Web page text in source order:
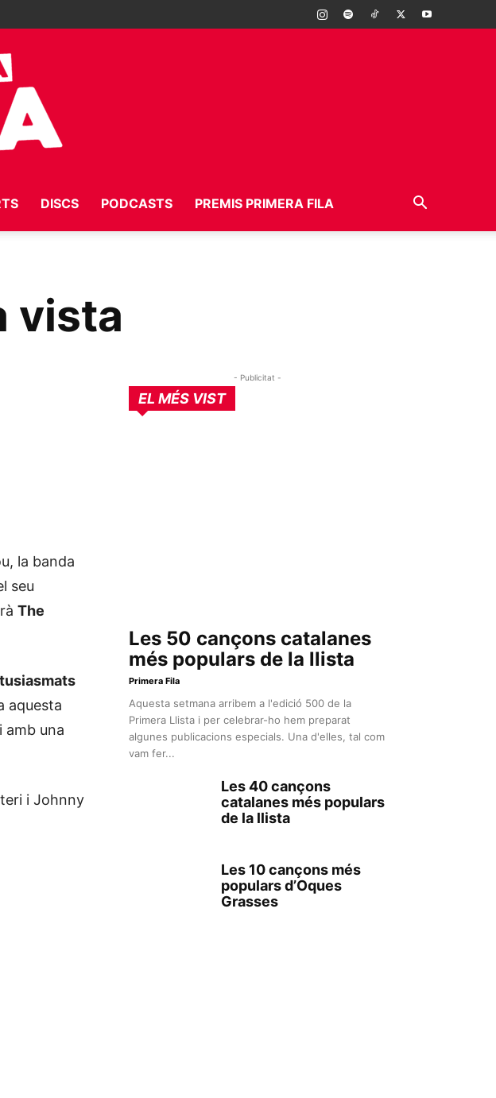
DISCS PODCASTS PREMIS PRIMERA FILA
vista
la banda
seu
The
aquesta
amb una
i Johnny
- Publicitat -
EL MÉS VIST
Les 50 cançons catalanes
més populars de la llista
Primera Fila
Aquesta setmana arribem a l'edició 500 de la
Primera Llista i per celebrar-ho hem preparat
algunes publicacions especials. Una d'elles, tal com
vam fer...
Les 40 cançons
catalanes més populars
de la llista
Les 10 cançons més
populars d’Oques
Grasses